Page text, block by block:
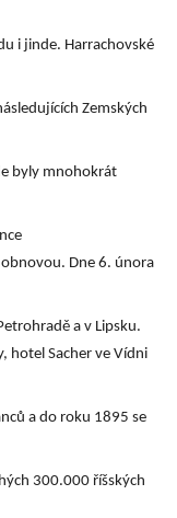
i jinde. Harrachovské
Zemských
byly mnohokrát
Dne 6. února
a v Lipsku.
hotel Sacher ve Vídni
a do roku 1895 se
300.000 říšských